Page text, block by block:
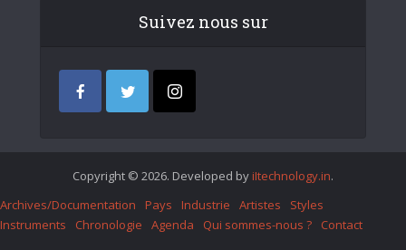
Suivez nous sur
Copyright © 2026. Developed by iItechnology.in.
Archives/Documentation
Pays Industrie Artistes
Styles
Instruments
Chronologie Agenda Qui sommes-nous ? Contact